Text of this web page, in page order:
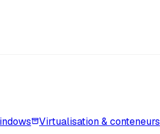
Virtualisation & conteneurs